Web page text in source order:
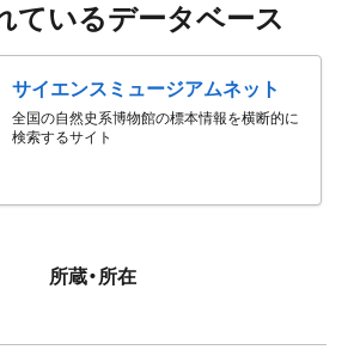
ているデータベース
サイエンスミュージアムネット
全国の自然史系博物館の標本情報を横断的に
検索するサイト
所蔵・所在